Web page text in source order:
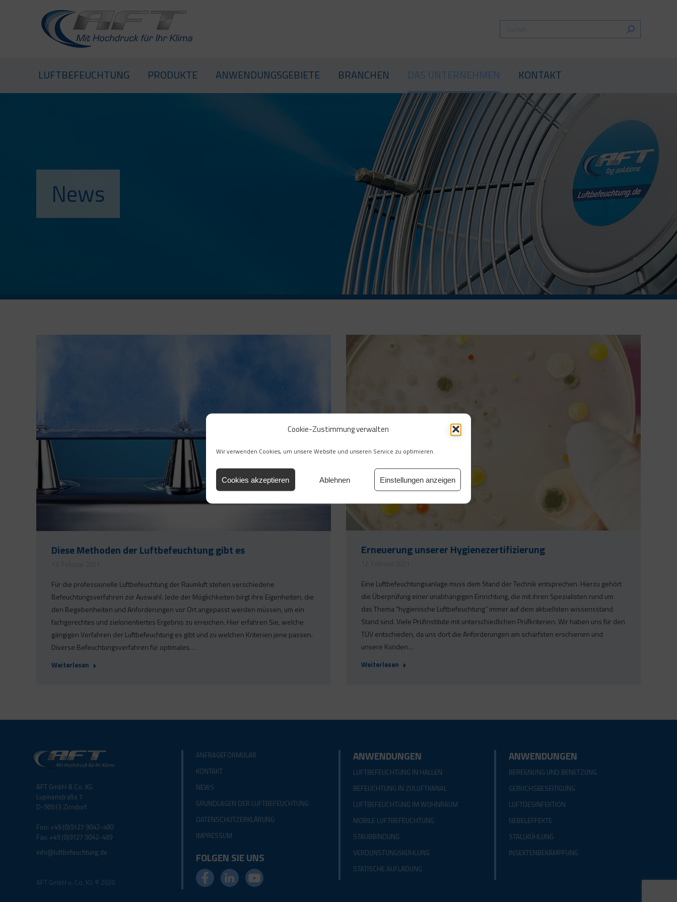
Cookie-Zustimmung verwalten
Wir verwenden Cookies, um unsere Website und unseren Service zu optimieren.
Cookies akzeptieren Ablehnen Einstellungen anzeigen
LUFTBEFEUCHTUNG PRODUKTE ANWENDUNGSGEBIETE BRANCHEN DAS UNTERNEHMEN KONTAKT
News
Diese Methoden der Luftbefeuchtung gibt es
Für die professionelle Luftbefeuchtung der Raumluft stehen verschiedene
Befeuchtungsverfahren zur Auswahl. Jede der Möglichkeiten birgt ihre Eigenheiten, die
den Begebenheiten und Anforderungen vor Ort angepasst werden müssen, um ein
fachgerechtes und zielorientiertes Ergebnis zu erreichen. Hier erfahren Sie, welche
gängigen Verfahren der Luftbefeuchtung es gibt und zu welchen Kriterien jene passen.
Diverse Befeuchtungsverfahren für optimales…
Weiterlesen
Erneuerung unserer Hygienezertifizierung
Eine Luftbefeuchtungsanlage muss dem Stand der Technik entsprechen. Hierzu gehört
die Überprüfung einer unabhängigen Einrichtung, die mit ihren Spezialisten rund um
das Thema “hygienische Luftbefeuchtung” immer auf dem aktuellsten wissensstand
Stand sind. Viele Prüfinstitute mit unterschiedlichen Prüfkriterien. Wir haben uns für den
TÜV entschieden, da uns dort die Anforderungen am schärfsten erschienen und
unsere Kunden…
Weiterlesen
AFT GmbH & Co. KG
Lupinenstraße 7
D-90513 Zirndorf
Fon: +49 (0)9127 9042-480
Fax: +49 (0)9127 9042-489
info@luftbefeuchtung.de
AFT GmbH u. Co. KG © 2020
ANFRAGEFORMULAR
KONTAKT
NEWS
GRUNDLAGEN DER LUFTBEFEUCHTUNG
DATENSCHUTZERKLÄRUNG
IMPRESSUM
FOLGEN SIE UNS
ANWENDUNGEN
LUFTBEFEUCHTUNG IN HALLEN
BEFEUCHTUNG IN ZULUFTKANAL
LUFTBEFEUCHTUNG IM WOHNRAUM
MOBILE LUFTBEFEUCHTUNG
STAUBBINDUNG
VERDUNSTUNGSKÜHLUNG
STATISCHE AUFLADUNG
ANWENDUNGEN
BEREGNUNG UND BENETZUNG
GERUCHSBESEITIGUNG
LUFTDESINFEKTION
NEBELEFFEKTE
STALLKÜHLUNG
INSEKTENBEKÄMPFUNG
LUFTBEFEUCHTUNG DAS UNTERNEHMEN KONTAKT